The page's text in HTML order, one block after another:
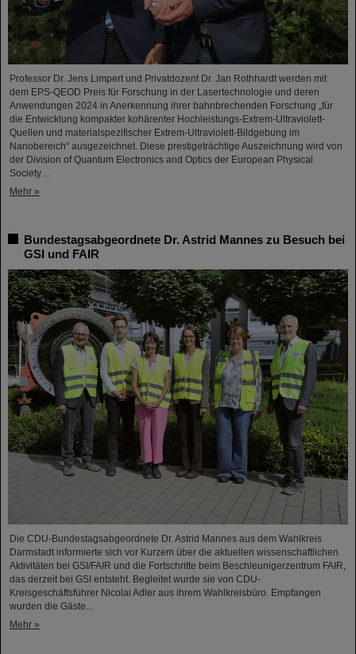
Professor Dr. Jens Limpert und Privatdozent Dr. Jan Rothhardt werden mit
dem EPS-QEOD Preis für Forschung in der Lasertechnologie und deren
Anwendungen 2024 in Anerkennung ihrer bahnbrechenden Forschung „für
die Entwicklung kompakter kohärenter Hochleistungs-Extrem-Ultraviolett-
Quellen und materialspezifischer Extrem-Ultraviolett-Bildgebung im
Nanobereich“ ausgezeichnet. Diese prestigeträchtige Auszeichnung wird von
der Division of Quantum Electronics and Optics der European Physical
Society…
Mehr »
Bundestagsabgeordnete Dr. Astrid Mannes zu Besuch bei
GSI und FAIR
Die CDU-Bundestagsabgeordnete Dr. Astrid Mannes aus dem Wahlkreis
Darmstadt informierte sich vor Kurzem über die aktuellen wissenschaftlichen
Aktivitäten bei GSI/FAIR und die Fortschritte beim Beschleunigerzentrum FAIR,
das derzeit bei GSI entsteht. Begleitet wurde sie von CDU-
Kreisgeschäftsführer Nicolai Adler aus ihrem Wahlkreisbüro. Empfangen
wurden die Gäste...
Mehr »